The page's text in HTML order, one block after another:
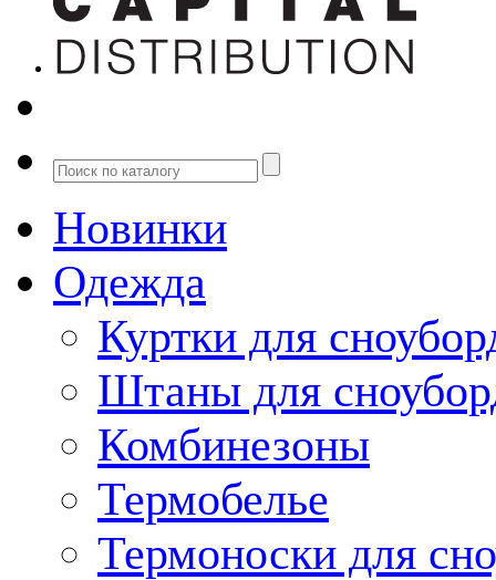
Новинки
Одежда
Куртки для
Штаны для
Комбинезоны
Термобелье
Термоноски для